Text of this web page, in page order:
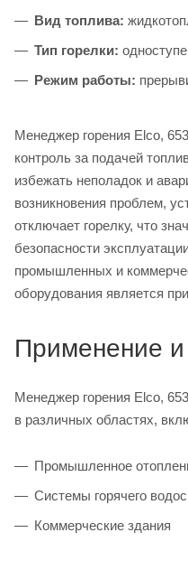
Вид топлива:
Тип горелки:
Режим работы:
Менеджер горения Elco,
контроль за подачей
избежать неполадок и
возникновения проблем,
отключает горелку, что
безопасности
промышленных и
оборудования является
Применение
Менеджер горения Elco,
в различных областях,
Промышленное
Системы горячего
Коммерческие здания